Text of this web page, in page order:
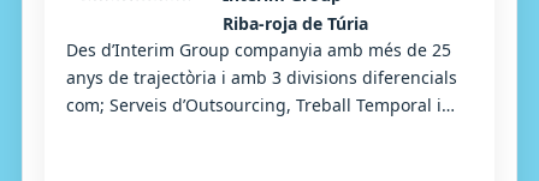
Riba-roja de Túria
Des d’Interim Group companyia amb més de 25
anys de trajectòria i amb 3 divisions diferencials
com; Serveis d’Outsourcing, Treball Temporal i